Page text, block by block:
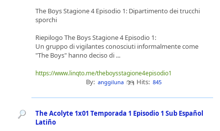
The Boys Stagione 4 Episodio 1: Dipartimento dei trucchi
sporchi
Riepilogo The Boys Stagione 4 Episodio 1:
Un gruppo di vigilantes conosciuti informalmente come
"The Boys" hanno deciso di ...
https://www.linqto.me/theboysstagione4episodio1
By: anggiluna Hits: 845
The Acolyte 1x01 Temporada 1 Episodio 1 Sub Español
Latiño